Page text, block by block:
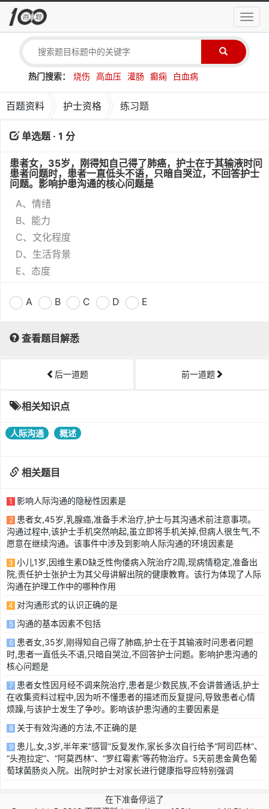
导
航
热门搜索： 烧伤 高血压 灌肠 癫痫 白血病
百题资料 护士资格 练习题
单选题 · 1 分
患者女，35岁，刚得知自己得了肺癌，护士在于其输液时问
患者问题时，患者一直低头不语，只暗自哭泣，不回答护士
问题。影响护患沟通的核心问题是
A、情绪
B、能力
C、文化程度
D、生活背景
E、态度
A B C D E
查看题目解悉
后一道题 前一道题
相关知识点
人际沟通 概述
相关题目
1 影响人际沟通的隐秘性因素是
2 患者女,45岁,乳腺癌,准备手术治疗,护士与其沟通术前注意事项。
沟通过程中,该护士手机突然响起,虽立即将手机关掉,但病人很生气,不
愿意在继续沟通。该事件中涉及到影响人际沟通的环境因素是
3 小儿1岁,因维生素D缺乏性佝偻病入院治疗2周,现病情稳定,准备出
院,责任护士张护士为其父母讲解出院的健康教育。该行为体现了人际
沟通在护理工作中的哪种作用
4 对沟通形式的认识正确的是
5 沟通的基本因素不包括
6 患者女,35岁,刚得知自己得了肺癌,护士在于其输液时问患者问题
时,患者一直低头不语,只暗自哭泣,不回答护士问题。影响护患沟通的
核心问题是
7 患者女性因月经不调来院治疗,患者是少数民族,不会讲普通话,护士
在收集资料过程中,因为听不懂患者的描述而反复提问,导致患者心情
烦躁,与该护士发生了争吵。影响该护患沟通的主要因素是
8 关于有效沟通的方法,不正确的是
9 患儿,女,3岁,半年来“感冒”反复发作,家长多次自行给予“阿司匹林”、
“头孢拉定”、“阿莫西林”、“罗红霉素”等药物治疗。5天前患金黄色葡
萄球菌肠炎入院。出院时护士对家长进行健康指导应特别强调
在下准备停运了